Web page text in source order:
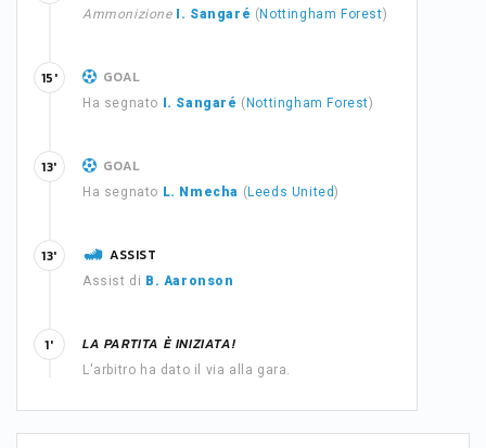
Ammonizione I. Sangaré ( Nottingham Forest)
GOAL
Ha segnato I. Sangaré ( Nottingham Forest)
15'
GOAL
Ha segnato L. Nmecha ( Leeds United)
13'
ASSIST
Assist di B. Aaronson
13'
LA PARTITA È INIZIATA!
L'arbitro ha dato il via alla gara.
1'